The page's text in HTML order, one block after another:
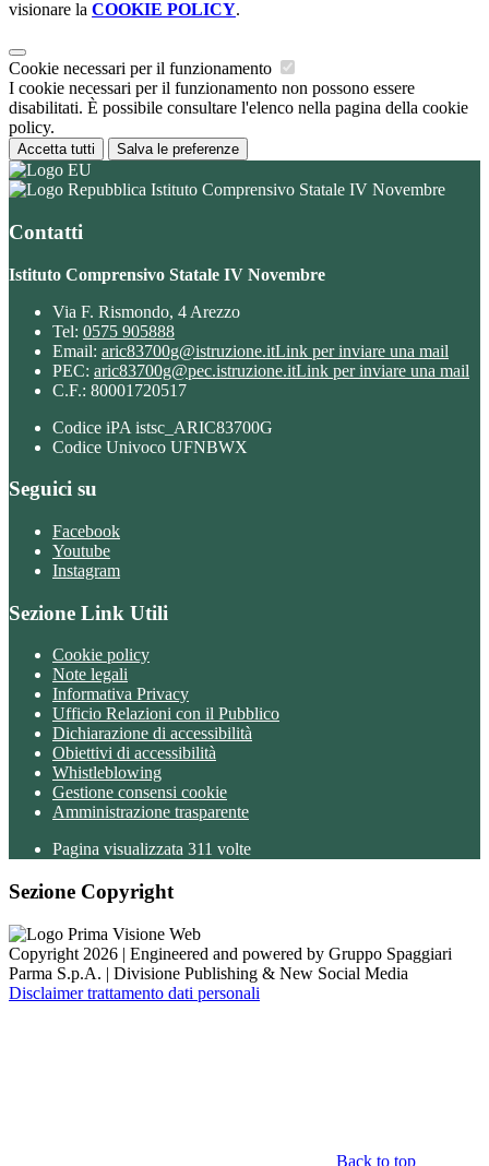
visionare la COOKIE POLICY.
Cookie necessari per il funzionamento
I cookie necessari per il funzionamento non possono essere
disabilitati. È possibile consultare l'elenco nella pagina della cookie
policy.
Accetta tutti Salva le preferenze
Istituto Comprensivo Statale IV Novembre
Contatti
Istituto Comprensivo Statale IV Novembre
Via F. Rismondo, 4 Arezzo
Tel: 0575 905888
Email: aric83700g@istruzione.itLink per inviare una mail
PEC: aric83700g@pec.istruzione.itLink per inviare una mail
C.F.: 80001720517
Codice iPA istsc_ARIC83700G
Codice Univoco UFNBWX
Seguici su
Facebook
Youtube
Instagram
Sezione Link Utili
Cookie policy
Note legali
Informativa Privacy
Ufficio Relazioni con il Pubblico
Dichiarazione di accessibilità
Obiettivi di accessibilità
Whistleblowing
Gestione consensi cookie
Amministrazione trasparente
Pagina visualizzata 311 volte
Sezione Copyright
Copyright 2026 | Engineered and powered by Gruppo Spaggiari
Parma S.p.A. | Divisione Publishing & New Social Media
Disclaimer trattamento dati personali
Back to top